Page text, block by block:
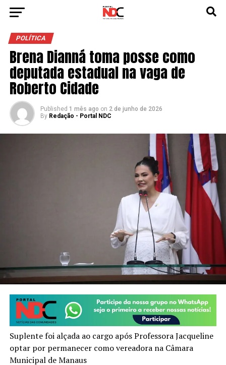
POLÍTICA
Brena Dianná toma posse como
deputada estadual na vaga de
Roberto Cidade
Published 1 mês ago on 2 de junho de 2026
By Redação - Portal NDC
Suplente foi alçada ao cargo após Professora Jacqueline
optar por permanecer como vereadora na Câmara
Municipal de Manaus